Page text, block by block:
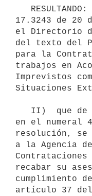
17.3243 de 20
el Directorio
del texto del
para la
trabajos en
Imprevistos
Situaciones
en el numeral
resolución, se
a la Agencia de
Contrataciones
recabar su
cumplimiento
artículo 37 del